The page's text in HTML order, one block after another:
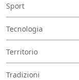
Sport
Tecnologia
Territorio
Tradizioni